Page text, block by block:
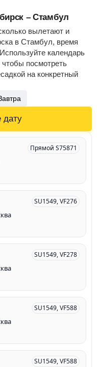
– Стамбул
вылетают и
в Стамбул, время
календарь
чтобы посмотреть
на конкретный
дату
Прямой S75871
SU1549, VF276
SU1549, VF278
SU1549, VF588
SU1549, VF588